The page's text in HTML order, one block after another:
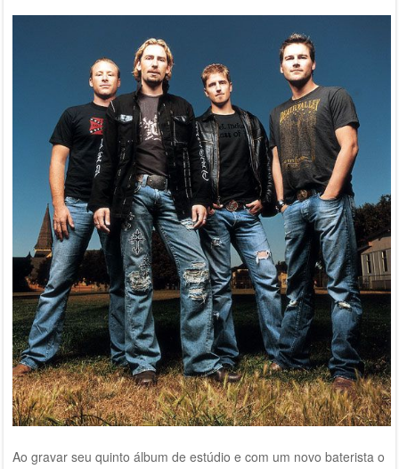
Ao gravar seu quinto álbum de estúdio e com um novo baterista o